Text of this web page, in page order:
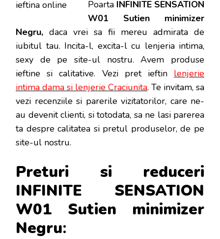
MINIMIZER
NEGRU
Poarta INFINITE SENSATION
W01 Sutien minimizer
Negru, daca vrei sa fii mereu admirata de
iubitul tau. Incita-l, excita-l cu lenjeria intima,
sexy de pe site-ul nostru. Avem produse
ieftine si calitative. Vezi pret ieftin lenjerie
intima dama si lenjerie Craciunita. Te invitam, sa
vezi recenziile si parerile vizitatorilor, care ne-
au devenit clienti, si totodata, sa ne lasi parerea
ta despre calitatea si pretul produselor, de pe
site-ul nostru.
Preturi si reduceri
INFINITE SENSATION
W01 Sutien minimizer
Negru: